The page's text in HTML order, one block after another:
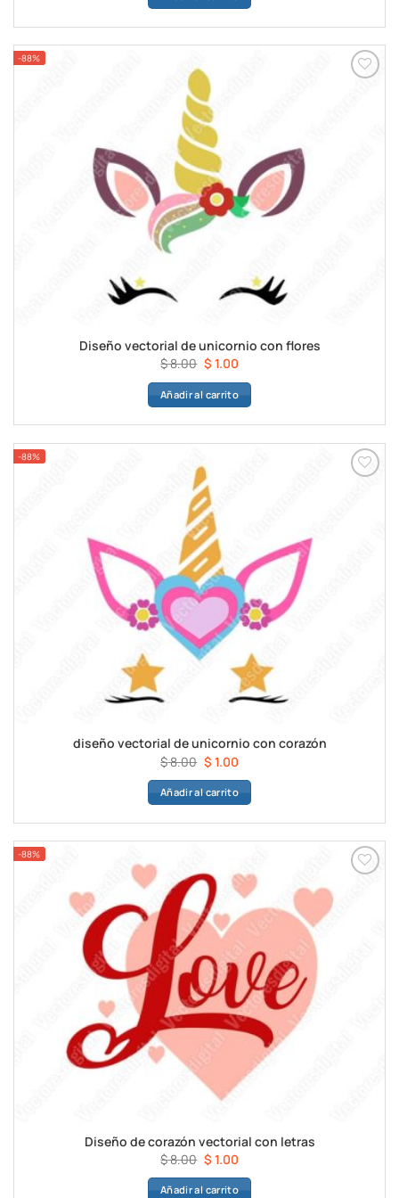
$ 8.00.$ 1.00.
-88%
Diseño vectorial de unicornio con flores
$8.00 El
precio
original
$ 8.00.
$ 1.00El
precio
actual
$ 1.00.
Añadir al carrito
-88%
diseño vectorial de unicornio con corazón
$8.00 El
precio
original
$ 8.00.
$ 1.00El
precio
actual
$ 1.00.
Añadir al carrito
-88%
Diseño de corazón vectorial con letras
$8.00 El
precio
original
$ 1.00El
precio
actual
Añadir al carrito